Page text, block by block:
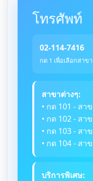
โทรศัพท์
02-114-7416
กด 1 เพื่อเลือกสาขา
สาขาต่างๆ:
• กด 101 - สา
• กด 102 - สา
• กด 103 - สา
• กด 104 - สา
บริการพิเศษ: